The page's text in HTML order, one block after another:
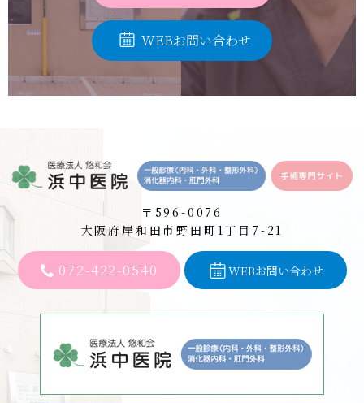
WEBお問い合わせ
〒596-0076
大阪府岸和田市野田町1丁目7-21
072-422-0540 WEBお問い合わせ